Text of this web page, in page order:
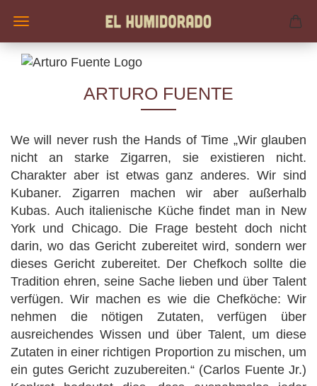
ARTURO FUENTE
We will never rush the Hands of Time „Wir glauben
nicht an starke Zigarren, sie existieren nicht.
Charakter aber ist etwas ganz anderes. Wir sind
Kubaner. Zigarren machen wir aber außerhalb
Kubas. Auch italienische Küche findet man in New
York und Chicago. Die Frage besteht doch nicht
darin, wo das Gericht zubereitet wird, sondern wer
dieses Gericht zubereitet. Der Chefkoch sollte die
Tradition ehren, seine Sache lieben und über Talent
verfügen. Wir machen es wie die Chefköche: Wir
nehmen die nötigen Zutaten, verfügen über
ausreichendes Wissen und über Talent, um diese
Zutaten in einer richtigen Proportion zu mischen, um
ein gutes Gericht zuzubereiten.“ (Carlos Fuente Jr.)